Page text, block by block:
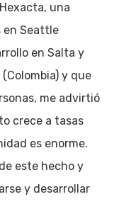
una
en Seattle
en Salta y
y que
me advirtió
crece a tasas
es enorme.
este hecho y
y desarrollar